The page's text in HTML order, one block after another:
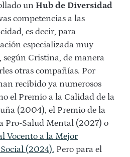
un Hub de Diversidad
competencias a las
es decir, para
especializada muy
según Cristina, de manera
otras compañías. Por
recibido ya numerosos
el Premio a la Calidad de la
(2004), el Premio de la
Pro-Salud Mental (2027) o
Vocento a la Mejor
(2024). Pero para el